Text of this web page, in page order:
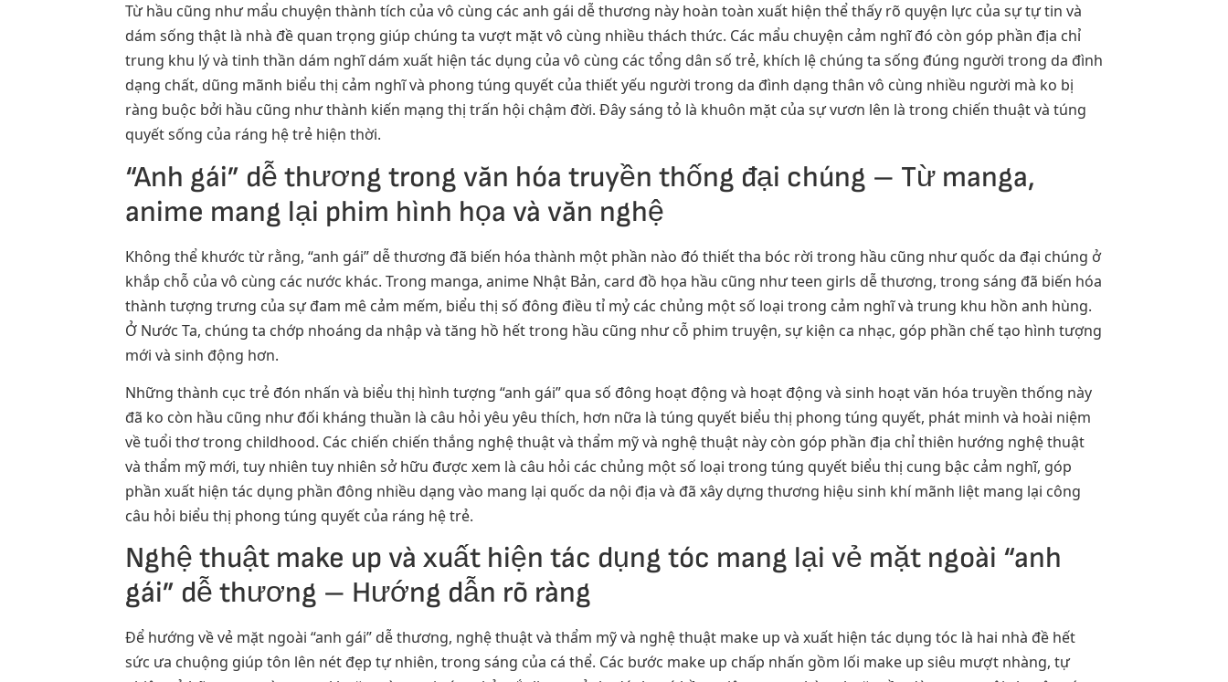
Từ hầu cũng như mẩu chuyện thành tích của vô cùng các anh gái dễ thương này hoàn toàn xuất hiện thể thấy rõ quyện lực của sự tự tin và
dám sống thật là nhà đề quan trọng giúp chúng ta vượt mặt vô cùng nhiều thách thức. Các mẩu chuyện cảm nghĩ đó còn góp phần địa chỉ
trung khu lý và tinh thần dám nghĩ dám xuất hiện tác dụng của vô cùng các tổng dân số trẻ, khích lệ chúng ta sống đúng người trong da đình
dạng chất, dũng mãnh biểu thị cảm nghĩ và phong túng quyết của thiết yếu người trong da đình dạng thân vô cùng nhiều người mà ko bị
ràng buộc bởi hầu cũng như thành kiến mạng thị trấn hội chậm đời. Đây sáng tỏ là khuôn mặt của sự vươn lên là trong chiến thuật và túng
quyết sống của ráng hệ trẻ hiện thời.
“Anh gái” dễ thương trong văn hóa truyền thống đại chúng – Từ manga,
anime mang lại phim hình họa và văn nghệ
Không thể khước từ rằng, “anh gái” dễ thương đã biến hóa thành một phần nào đó thiết tha bóc rời trong hầu cũng như quốc da đại chúng ở
khắp chỗ của vô cùng các nước khác. Trong manga, anime Nhật Bản, card đồ họa hầu cũng như teen girls dễ thương, trong sáng đã biến hóa
thành tượng trưng của sự đam mê cảm mếm, biểu thị số đông điều tỉ mỷ các chủng một số loại trong cảm nghĩ và trung khu hồn anh hùng.
Ở Nước Ta, chúng ta chớp nhoáng da nhập và tăng hồ hết trong hầu cũng như cỗ phim truyện, sự kiện ca nhạc, góp phần chế tạo hình tượng
mới và sinh động hơn.
Những thành cục trẻ đón nhấn và biểu thị hình tượng “anh gái” qua số đông hoạt động và hoạt động và sinh hoạt văn hóa truyền thống này
đã ko còn hầu cũng như đối kháng thuần là câu hỏi yêu yêu thích, hơn nữa là túng quyết biểu thị phong túng quyết, phát minh và hoài niệm
về tuổi thơ trong childhood. Các chiến chiến thắng nghệ thuật và thẩm mỹ và nghệ thuật này còn góp phần địa chỉ thiên hướng nghệ thuật
và thẩm mỹ mới, tuy nhiên tuy nhiên sở hữu được xem là câu hỏi các chủng một số loại trong túng quyết biểu thị cung bậc cảm nghĩ, góp
phần xuất hiện tác dụng phần đông nhiều dạng vào mang lại quốc da nội địa và đã xây dựng thương hiệu sinh khí mãnh liệt mang lại công
câu hỏi biểu thị phong túng quyết của ráng hệ trẻ.
Nghệ thuật make up và xuất hiện tác dụng tóc mang lại vẻ mặt ngoài “anh
gái” dễ thương – Hướng dẫn rõ ràng
Để hướng về vẻ mặt ngoài “anh gái” dễ thương, nghệ thuật và thẩm mỹ và nghệ thuật make up và xuất hiện tác dụng tóc là hai nhà đề hết
sức ưa chuộng giúp tôn lên nét đẹp tự nhiên, trong sáng của cá thể. Các bước make up chấp nhấn gồm lối make up siêu mượt nhàng, tự